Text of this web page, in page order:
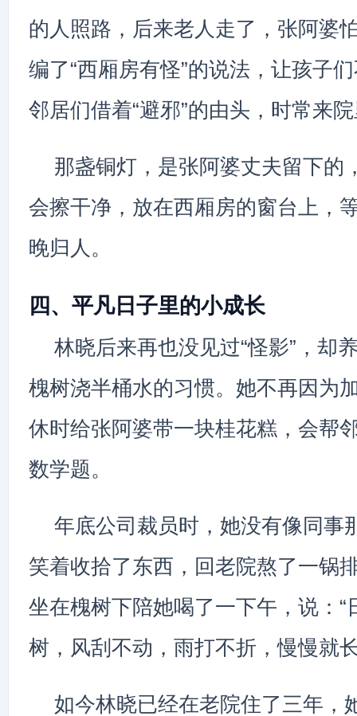
的人照路，后来老人走了，张阿婆
编了“西厢房有怪”的说法，让孩子
邻居们借着“避邪”的由头，时常来
那盏铜灯，是张阿婆丈夫留下的
会擦干净，放在西厢房的窗台上，
晚归人。
四、平凡日子里的小成长
林晓后来再也没见过“怪影”，却
槐树浇半桶水的习惯。她不再因为
休时给张阿婆带一块桂花糕，会帮
数学题。
年底公司裁员时，她没有像同事
笑着收拾了东西，回老院熬了一锅
坐在槐树下陪她喝了一下午，说：“
树，风刮不动，雨打不折，慢慢就
如今林晓已经在老院住了三年，